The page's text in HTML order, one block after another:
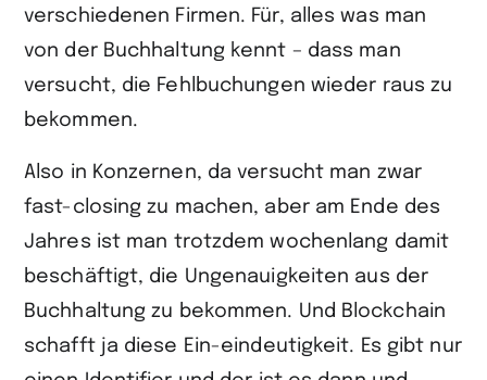
verschiedenen Firmen. Für, alles was man
von der Buchhaltung kennt – dass man
versucht, die Fehlbuchungen wieder raus zu
bekommen.
Also in Konzernen, da versucht man zwar
fast-closing zu machen, aber am Ende des
Jahres ist man trotzdem wochenlang damit
beschäftigt, die Ungenauigkeiten aus der
Buchhaltung zu bekommen. Und Blockchain
schafft ja diese Ein-eindeutigkeit. Es gibt nur